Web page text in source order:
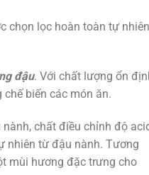
chọn lọc hoàn toàn tự nhiên
đậu. Với chất lượng ổn
biến các món ăn.
chất điều chỉnh độ
nhiên từ đậu nành. Tương
mùi hương đặc trưng cho